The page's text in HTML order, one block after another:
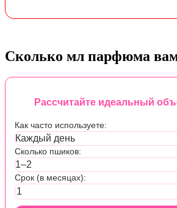
Сколько мл парфюма
Рассчитайте идеальный
Как часто используете:
Сколько пшиков:
Срок (в месяцах):